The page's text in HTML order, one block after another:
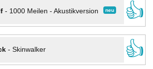
neu
- 1000 Meilen - Akustikversion
👍
- Skinwalker
👍